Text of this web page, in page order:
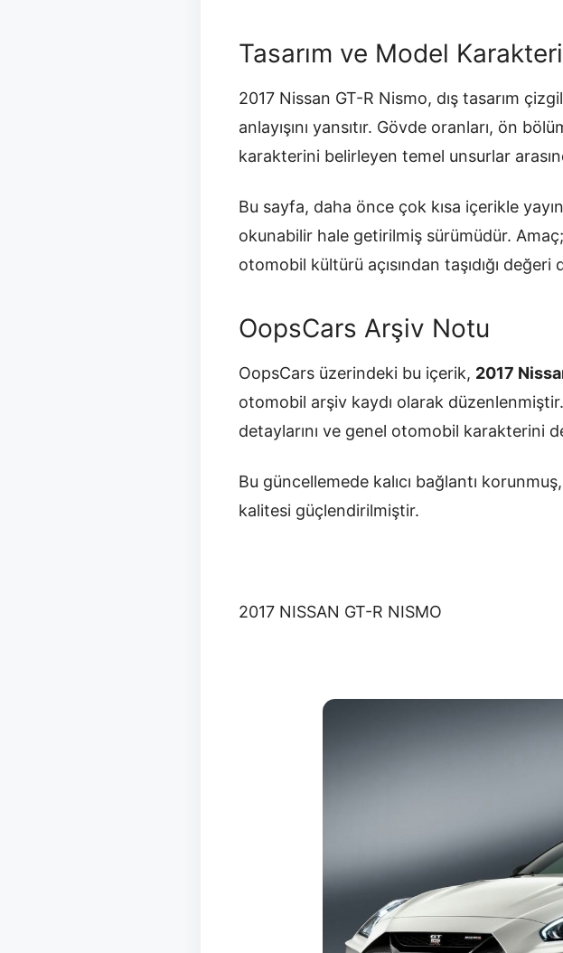
Tasarım ve Model Karakteri
2017 Nissan GT-R Nismo, dış tasarım
anlayışını yansıtır. Gövde oranları, ön
karakterini belirleyen temel unsurlar
Bu sayfa, daha önce çok kısa içerikle
okunabilir hale getirilmiş sürümüdür.
otomobil kültürü açısından taşıdığı değeri
OopsCars Arşiv Notu
OopsCars üzerindeki bu içerik, 2017
otomobil arşiv kaydı olarak
detaylarını ve genel otomobil karakterini
Bu güncellemede kalıcı bağlantı
kalitesi güçlendirilmiştir.
2017 NISSAN GT-R NISMO